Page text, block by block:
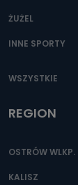
ŻUŻEL
INNE SPORTY
WSZYSTKIE
REGION
OSTRÓW WLKP.
KALISZ